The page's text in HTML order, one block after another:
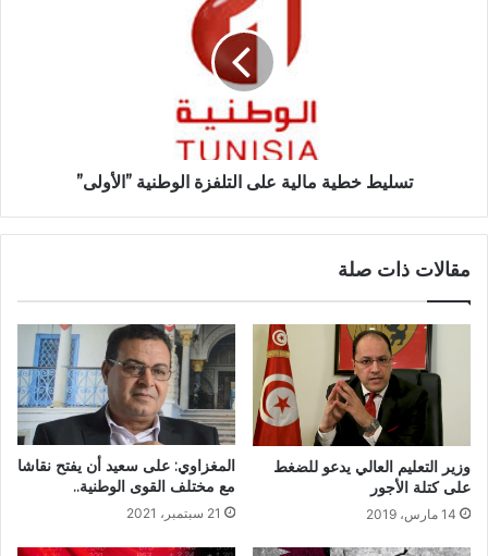
تسليط خطية مالية على التلفزة الوطنية ”الأولى”
مقالات ذات صلة
وزير التعليم العالي يدعو للضغط
على كتلة الأجور
14 مارس، 2019
المغزاوي: على سعيد أن يفتح نقاشا
مع مختلف القوى الوطنية..
21 سبتمبر، 2021